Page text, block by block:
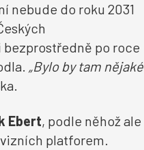
nebude do roku 2031
po roce
„Bylo by tam nějaké
Ebert, podle něhož ale
platforem.